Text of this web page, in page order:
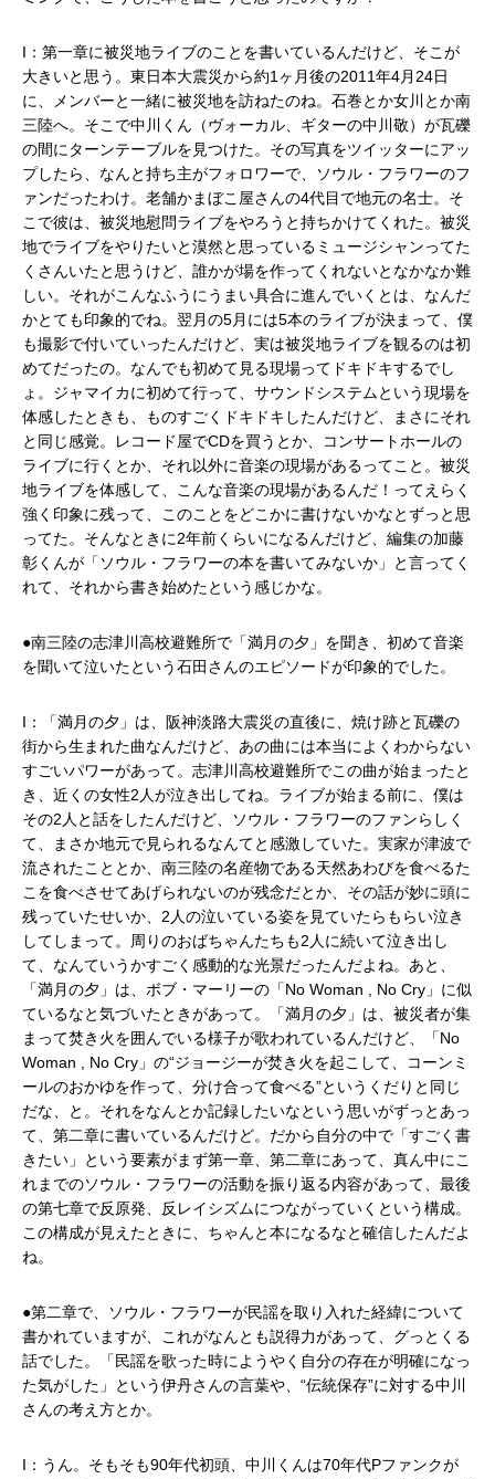
I：第一章に被災地ライブのことを書いているんだけど、そこが
大きいと思う。東日本大震災から約1ヶ月後の2011年4月24日
に、メンバーと一緒に被災地を訪ねたのね。石巻とか女川とか南
三陸へ。そこで中川くん（ヴォーカル、ギターの中川敬）が瓦礫
の間にターンテーブルを見つけた。その写真をツイッターにアッ
プしたら、なんと持ち主がフォロワーで、ソウル・フラワーのフ
ァンだったわけ。老舗かまぼこ屋さんの4代目で地元の名士。そ
こで彼は、被災地慰問ライブをやろうと持ちかけてくれた。被災
地でライブをやりたいと漠然と思っているミュージシャンってた
くさんいたと思うけど、誰かが場を作ってくれないとなかなか難
しい。それがこんなふうにうまい具合に進んでいくとは、なんだ
かとても印象的でね。翌月の5月には5本のライブが決まって、僕
も撮影で付いていったんだけど、実は被災地ライブを観るのは初
めてだったの。なんでも初めて見る現場ってドキドキするでし
ょ。ジャマイカに初めて行って、サウンドシステムという現場を
体感したときも、ものすごくドキドキしたんだけど、まさにそれ
と同じ感覚。レコード屋でCDを買うとか、コンサートホールの
ライブに行くとか、それ以外に音楽の現場があるってこと。被災
地ライブを体感して、こんな音楽の現場があるんだ！ってえらく
強く印象に残って、このことをどこかに書けないかなとずっと思
ってた。そんなときに2年前くらいになるんだけど、編集の加藤
彰くんが「ソウル・フラワーの本を書いてみないか」と言ってく
れて、それから書き始めたという感じかな。
●南三陸の志津川高校避難所で「満月の夕」を聞き、初めて音楽
を聞いて泣いたという石田さんのエピソードが印象的でした。
I：「満月の夕」は、阪神淡路大震災の直後に、焼け跡と瓦礫の
街から生まれた曲なんだけど、あの曲には本当によくわからない
すごいパワーがあって。志津川高校避難所でこの曲が始まったと
き、近くの女性2人が泣き出してね。ライブが始まる前に、僕は
その2人と話をしたんだけど、ソウル・フラワーのファンらしく
て、まさか地元で見られるなんてと感激していた。実家が津波で
流されたこととか、南三陸の名産物である天然あわびを食べるた
こを食べさせてあげられないのが残念だとか、その話が妙に頭に
残っていたせいか、2人の泣いている姿を見ていたらもらい泣き
してしまって。周りのおばちゃんたちも2人に続いて泣き出し
て、なんていうかすごく感動的な光景だったんだよね。あと、
「満月の夕」は、ボブ・マーリーの「No Woman , No Cry」に似
ているなと気づいたときがあって。「満月の夕」は、被災者が集
まって焚き火を囲んでいる様子が歌われているんだけど、「No
Woman , No Cry」の“ジョージーが焚き火を起こして、コーンミ
ールのおかゆを作って、分け合って食べる”というくだりと同じ
だな、と。それをなんとか記録したいなという思いがずっとあっ
て、第二章に書いているんだけど。だから自分の中で「すごく書
きたい」という要素がまず第一章、第二章にあって、真ん中にこ
れまでのソウル・フラワーの活動を振り返る内容があって、最後
の第七章で反原発、反レイシズムにつながっていくという構成。
この構成が見えたときに、ちゃんと本になるなと確信したんだよ
ね。
●第二章で、ソウル・フラワーが民謡を取り入れた経緯について
書かれていますが、これがなんとも説得力があって、グっとくる
話でした。「民謡を歌った時にようやく自分の存在が明確になっ
た気がした」という伊丹さんの言葉や、“伝統保存”に対する中川
さんの考え方とか。
I：うん。そもそも90年代初頭、中川くんは70年代Pファンクが